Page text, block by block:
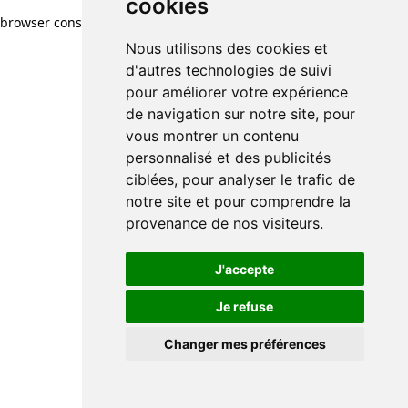
cookies
Nous utilisons des cookies et
d'autres technologies de suivi
pour améliorer votre expérience
de navigation sur notre site, pour
vous montrer un contenu
personnalisé et des publicités
ciblées, pour analyser le trafic de
notre site et pour comprendre la
provenance de nos visiteurs.
J'accepte
Je refuse
Changer mes préférences
browser console for more information)